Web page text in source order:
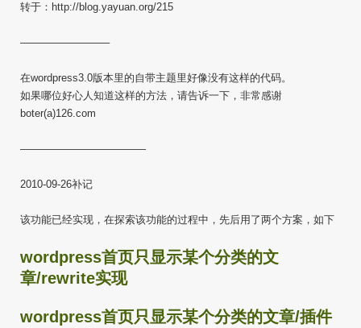
转于：http://blog.yayuan.org/215
————————–
在wordpress3.0版本里的自带主题里好像没有这样的代码。
如果哪位好心人知道这样的方法，请告诉一下，非常感谢
boter(a)126.com
————————————
2010-09-26补记
该功能已经实现，在探索该功能的过程中，先后用了两个方案，如下
wordpress首页只显示某个分类的文
章/rewrite实现
wordpress首页只显示某个分类的文章/插件